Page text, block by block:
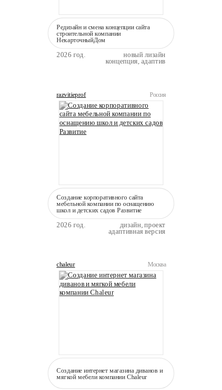
Редизайн и смена концепции сайта
строительной компании
НекарточныйДом
2026 год. новый лизайн
концепция, адаптив
razvitieprof Россия
Создание корпоративного сайта
мебельной компании по оснащению
школ и детских садов Развитие
2026 год. дизайн, проект
адаптивная версия
chaleur Москва
Создание интернет магазина диванов и
мягкой мебели компании Сhaleur